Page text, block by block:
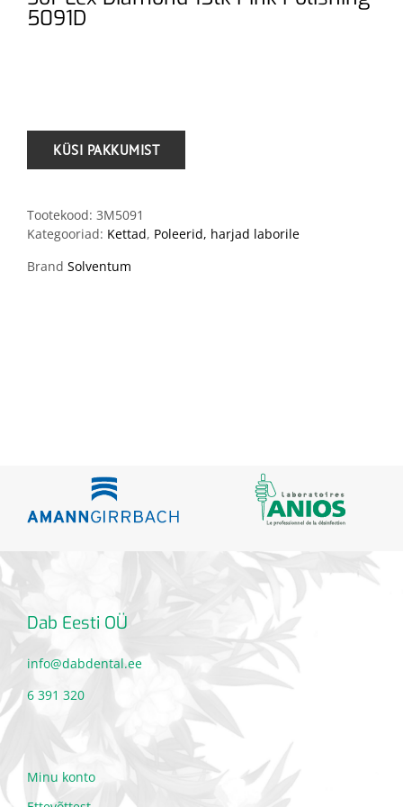
5091D
Tootekood: 3M5091
Kategooriad: Kettad, Poleerid, harjad laborile
Brand Solventum
Dab Eesti OÜ
info@dabdental.ee
6 391 320
Minu konto